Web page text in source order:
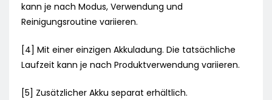
kann je nach Modus, Verwendung und
Reinigungsroutine variieren.
[4] Mit einer einzigen Akkuladung. Die tatsächliche
Laufzeit kann je nach Produktverwendung variieren.
[5] Zusätzlicher Akku separat erhältlich.